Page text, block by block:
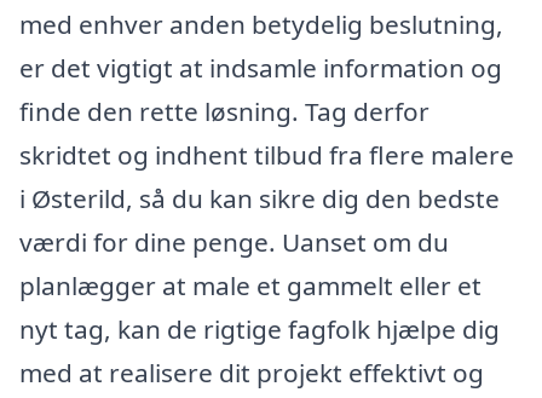
med enhver anden betydelig beslutning,
er det vigtigt at indsamle information og
finde den rette løsning. Tag derfor
skridtet og indhent tilbud fra flere malere
i Østerild, så du kan sikre dig den bedste
værdi for dine penge. Uanset om du
planlægger at male et gammelt eller et
nyt tag, kan de rigtige fagfolk hjælpe dig
med at realisere dit projekt effektivt og